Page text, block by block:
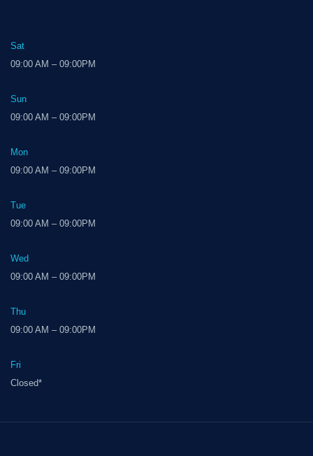
Sat
09:00 AM – 09:00PM
Sun
09:00 AM – 09:00PM
Mon
09:00 AM – 09:00PM
Tue
09:00 AM – 09:00PM
Wed
09:00 AM – 09:00PM
Thu
09:00 AM – 09:00PM
Fri
Closed*